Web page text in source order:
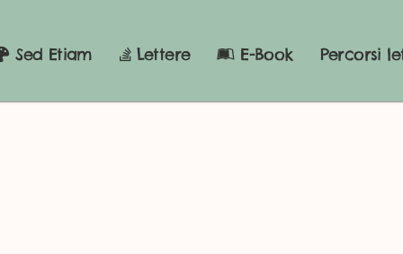
Sed Etiam Lettere E-Book Percorsi